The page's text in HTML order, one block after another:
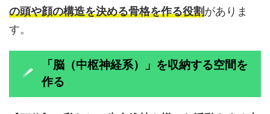
の頭や顔の構造を決める骨格を作る役割がありま
す。
「脳（中枢神経系）」を収納する空間を
作る